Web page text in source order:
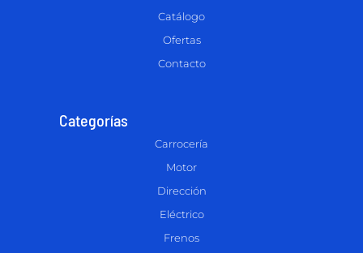
Catálogo
Ofertas
Contacto
Categorías
Carrocería
Motor
Dirección
Eléctrico
Frenos